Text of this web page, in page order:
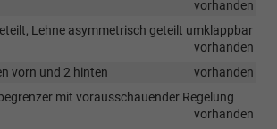
vorhanden
Lehne asymmetrisch geteilt umklappbar
vorhanden
vorn und 2 hinten
vorhanden
mit vorausschauender Regelung
vorhanden